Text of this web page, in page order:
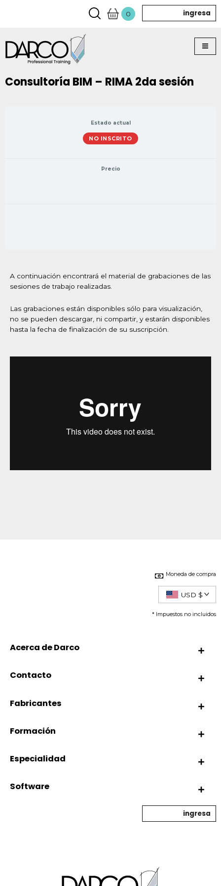
0 ingresa
Consultoría BIM – RIMA 2da sesión
Estado actual
NO INSCRITO
Precio
A continuación encontrará el material de grabaciones de las
sesiones de trabajo realizadas.
Las grabaciones están disponibles sólo para visualización,
no se pueden descargar, ni compartir, y estarán disponibles
hasta la fecha de finalización de su suscripción.
Moneda de compra
USD $
* Impuestos no incluidos
Acerca de Darco
Contacto
Fabricantes
Formación
Especialidad
Software
ingresa